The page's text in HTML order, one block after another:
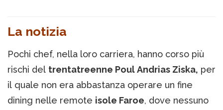
La notizia
Pochi chef, nella loro carriera, hanno corso più
rischi del trentatreenne Poul Andrias Ziska, per
il quale non era abbastanza operare un fine
dining nelle remote isole Faroe, dove nessuno